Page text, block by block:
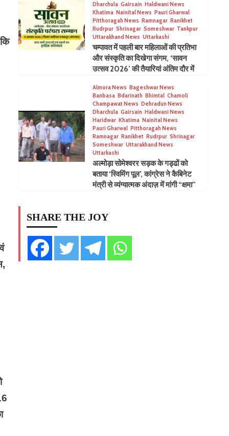
Dharchula Gairsain Haldwani News
Khatima Nainital News Pauri Gharwal
Pitthoragah News Ramnagar Ranikhet
Rudrpur Shrinagar Someshwar Tankpur
Uttarakhand News Uttarkashi
चम्पावत में पहली बार महिलाओं की प्रतिभा
और संस्कृति का दिखेगा संगम, ‘सावन
उत्सव 2026’ की तैयारियां अंतिम दौर में
Almora News Bageshwar News
Banbasa Bdarinath Bhimtal Chamoli
Champawat News Dehradun News
Dharchula Gairsain Haldwani News
Haridwar Khatima Nainital News
Pauri Gharwal Pitthoragah News
Ramnagar Ranikhet Rudrpur Shrinagar
Someshwar Uttarakhand News
Uttarkashi
अल्मोड़ा सोमेश्वरर सड़क के गड्ढों को
बताया ‘स्विमिंग पूल’, कांग्रेस ने कैबिनेट
मंत्री से व्यंग्यात्मक अंदाज़ में मांगी “क्षमा”
SHARE THE JOY